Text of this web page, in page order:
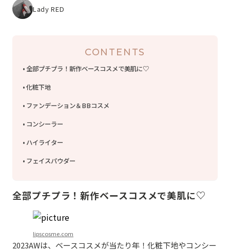
Lady RED
CONTENTS
全部プチプラ！新作ベースコスメで美肌に♡
化粧下地
ファンデーション＆BBコスメ
コンシーラー
ハイライター
フェイスパウダー
全部プチプラ！新作ベースコスメで美肌に♡
lipscosme.com
2023AWは、ベースコスメが当たり年！化粧下地やコンシー